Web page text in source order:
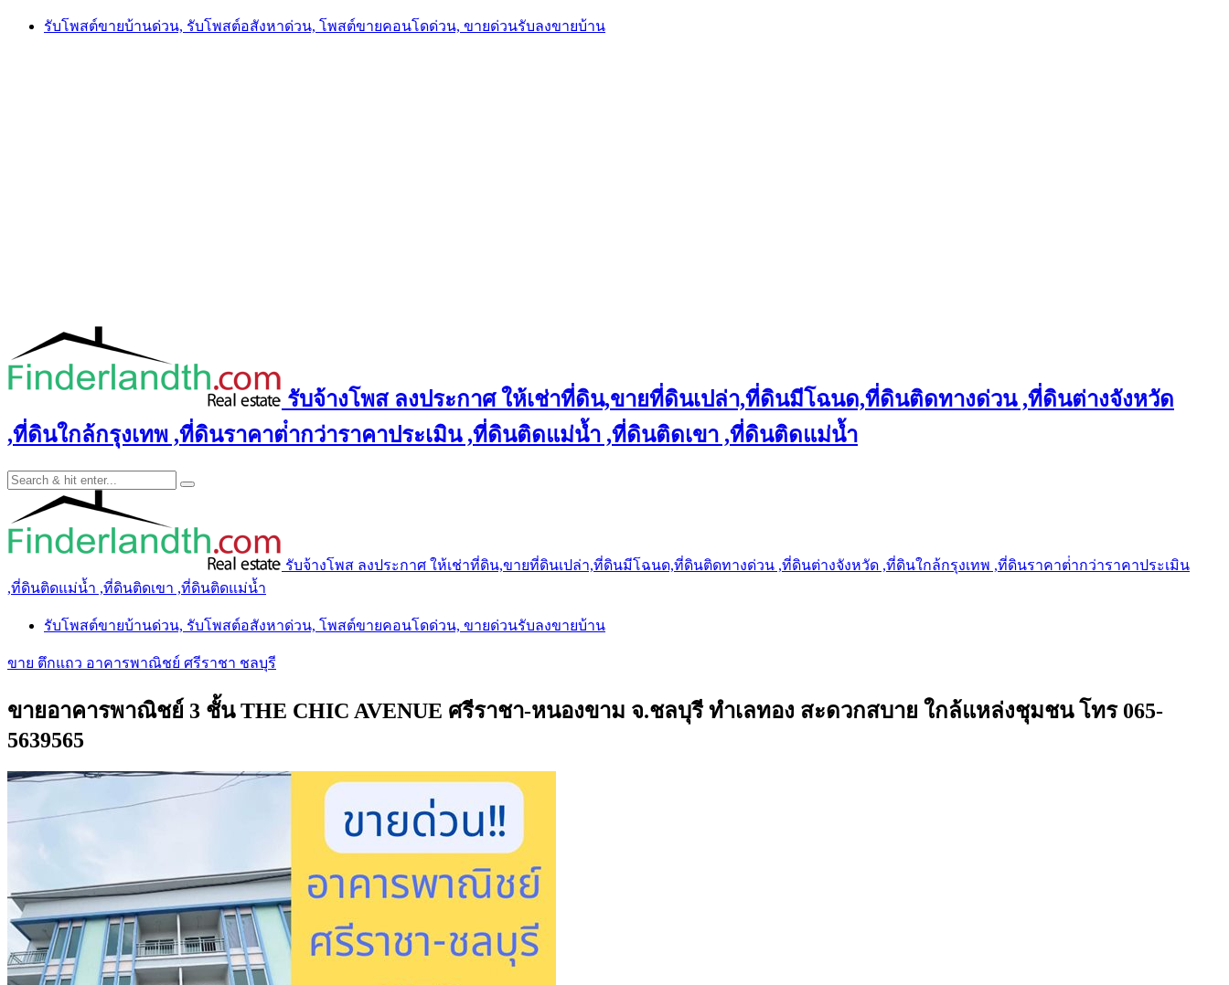
Skip
รับโพสต์ขายบ้านด่วน, รับโพสต์อสังหาด่วน, โพสต์ขายคอนโดด่วน, ขายด่วนรับลงขายบ้าน
รับจ้างโพส ลงประกาศ ให้เช่าที่ดิน,ขายที่ดินเปล่า,ที่ดินมีโฉนด,ที่ดินติดทางด่วน ,ที่ดินต่างจังหวัด
,ที่ดินใกล้กรุงเทพ ,ที่ดินราคาต่ํากว่าราคาประเมิน ,ที่ดินติดแม่น้ำ ,ที่ดินติดเขา ,ที่ดินติดแม่น้ำ
รับจ้างโพส ลงประกาศ ให้เช่าที่ดิน,ขายที่ดินเปล่า,ที่ดินมีโฉนด,ที่ดินติดทางด่วน ,ที่ดินต่างจังหวัด ,ที่ดินใกล้กรุงเทพ ,ที่ดินราคาต่ํากว่าราคาประเมิน
,ที่ดินติดแม่น้ำ ,ที่ดินติดเขา ,ที่ดินติดแม่น้ำ
รับโพสต์ขายบ้านด่วน, รับโพสต์อสังหาด่วน, โพสต์ขายคอนโดด่วน, ขายด่วนรับลงขายบ้าน
ขาย ตึกแถว อาคารพาณิชย์ ศรีราชา ชลบุรี
ขายอาคารพาณิชย์ 3 ชั้น THE CHIC AVENUE ศรีราชา-หนองขาม จ.ชลบุรี ทำเลทอง สะดวกสบาย ใกล้แหล่งชุมชน โทร 065-
5639565